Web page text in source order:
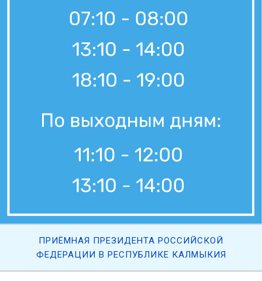
ПРИЁМНАЯ ПРЕЗИДЕНТА РОССИЙСКОЙ
ФЕДЕРАЦИИ В РЕСПУБЛИКЕ КАЛМЫКИЯ